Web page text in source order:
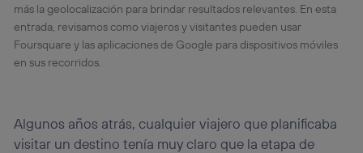
más la geolocalización para brindar resultados relevantes. En esta
entrada, revisamos como viajeros y visitantes pueden usar
Foursquare y las aplicaciones de Google para dispositivos móviles
en sus recorridos.
Algunos años atrás, cualquier viajero que planificaba
visitar un destino tenía muy claro que la etapa de